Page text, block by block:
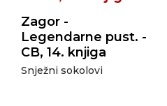
Zagor -
Legendarne pust. -
CB, 14. knjiga
Snježni sokolovi